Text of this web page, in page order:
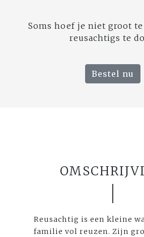
Soms hoef je niet groot
reusachtigs te
Bestel nu
Reusachtig is een kleine
familie vol reuzen. Zijn